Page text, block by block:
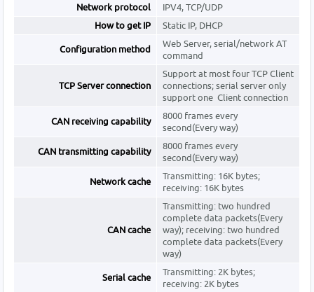
Network protocol
IPV4, TCP/UDP
How to get IP
Static IP, DHCP
Configuration method
Web Server, serial/network AT
command
TCP Server connection
Support at most four TCP Client
connections; serial server only
support one Client connection
CAN receiving capability
8000 frames every
second(Every way)
CAN transmitting capability
8000 frames every
second(Every way)
Network cache
Transmitting: 16K bytes;
receiving: 16K bytes
CAN cache
Transmitting: two hundred
complete data packets(Every
way); receiving: two hundred
complete data packets(Every
way)
Serial cache
Transmitting: 2K bytes;
receiving: 2K bytes